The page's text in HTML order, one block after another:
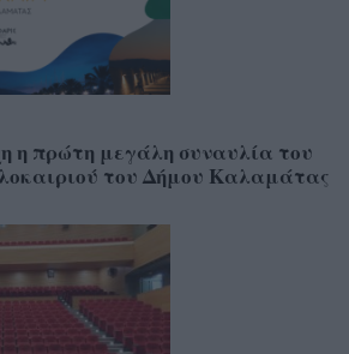
η πρώτη μεγάλη συναυλία του
του Δήμου Καλαμάτας